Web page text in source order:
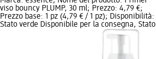
viso bouncy PLUMP, 30 ml; Prezzo: 4,79 €;
Prezzo base: 1 pz (4,79 € / 1 pz); Disponibilità:
Stato verde Disponibile per la consegna, Stato